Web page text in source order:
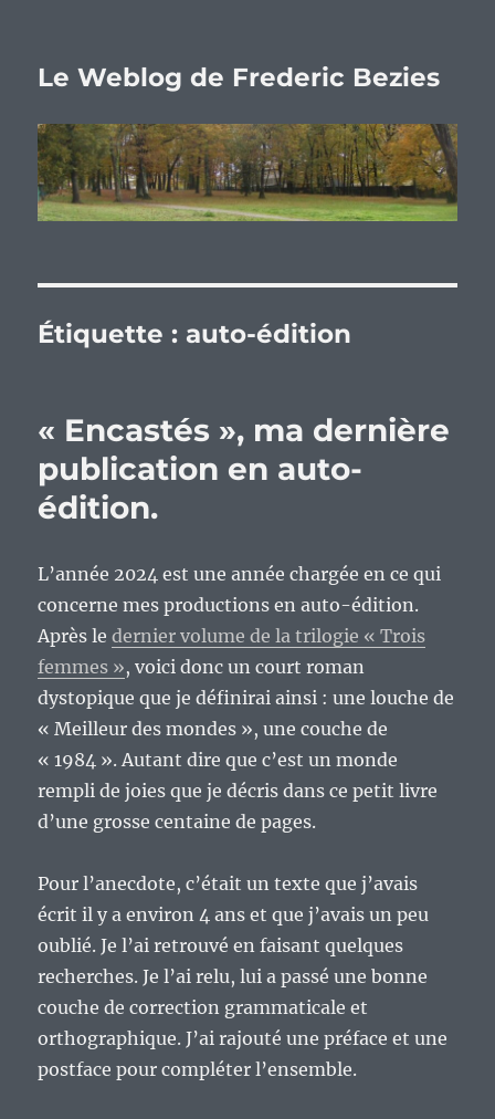
Le Weblog de Frederic Bezies
Étiquette : auto-édition
« Encastés », ma dernière
publication en auto-
édition.
L’année 2024 est une année chargée en ce qui
concerne mes productions en auto-édition.
Après ledernier volume de la trilogie « Trois
femmes », voici donc un court roman
dystopique que je définirai ainsi : une louche de
« Meilleur des mondes », une couche de
« 1984 ». Autant dire que c’est un monde
rempli de joies que je décris dans ce petit livre
d’une grosse centaine de pages.
Pour l’anecdote, c’était un texte que j’avais
écrit il y a environ 4 ans et que j’avais un peu
oublié. Je l’ai retrouvé en faisant quelques
recherches. Je l’ai relu, lui a passé une bonne
couche de correction grammaticale et
orthographique. J’ai rajouté une préface et une
postface pour compléter l’ensemble.